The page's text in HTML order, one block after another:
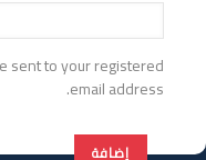
sent to your registered
email address.